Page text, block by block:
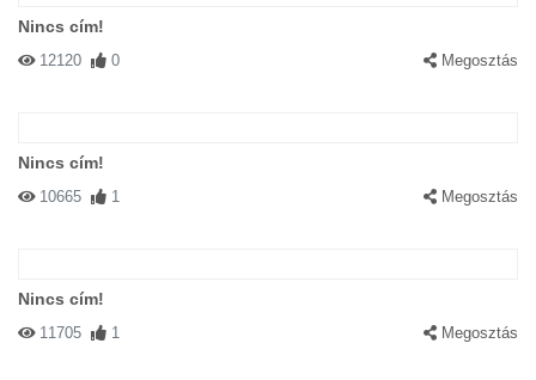
Nincs cím!
12120 0 Megosztás
Nincs cím!
10665 1 Megosztás
Nincs cím!
11705 1 Megosztás